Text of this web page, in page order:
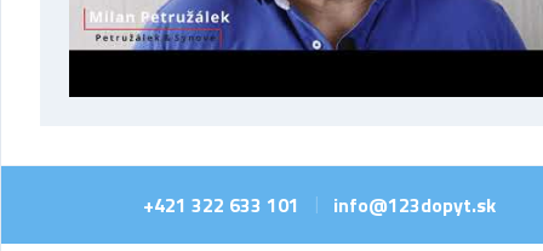
+421 322 633 101 info@123dopyt.sk